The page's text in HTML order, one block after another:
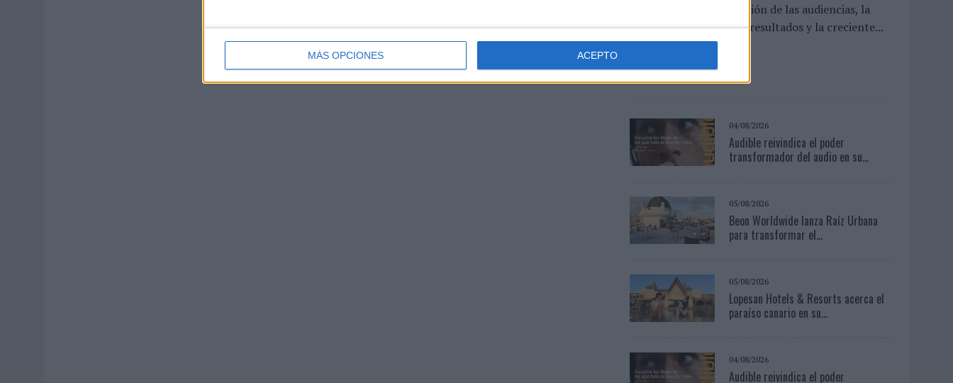
MÁS OPCIONES ACEPTO
artificial, la fragmentación de las audiencias, la
presión por demostrar resultados y la creciente...
04/08/2026
Audible reivindica el poder
transformador del audio en su...
05/08/2026
Beon Worldwide lanza Raíz Urbana
para transformar el...
05/08/2026
Lopesan Hotels & Resorts acerca el
paraíso canario en su...
04/08/2026
Audible reivindica el poder